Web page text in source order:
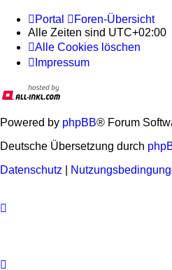
Portal
Foren-Übersicht
Alle Zeiten sind UTC+02:00
Alle Cookies löschen
Impressum
Powered by phpBB® Forum
Deutsche Übersetzung durch
Datenschutz